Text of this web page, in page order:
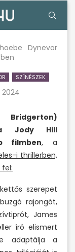
Dynevor
SZÍNÉSZEK
Jody Hill
filmben, a
i thrillerben,
szerepet
rajongót,
James
író elismert
adaptálja a